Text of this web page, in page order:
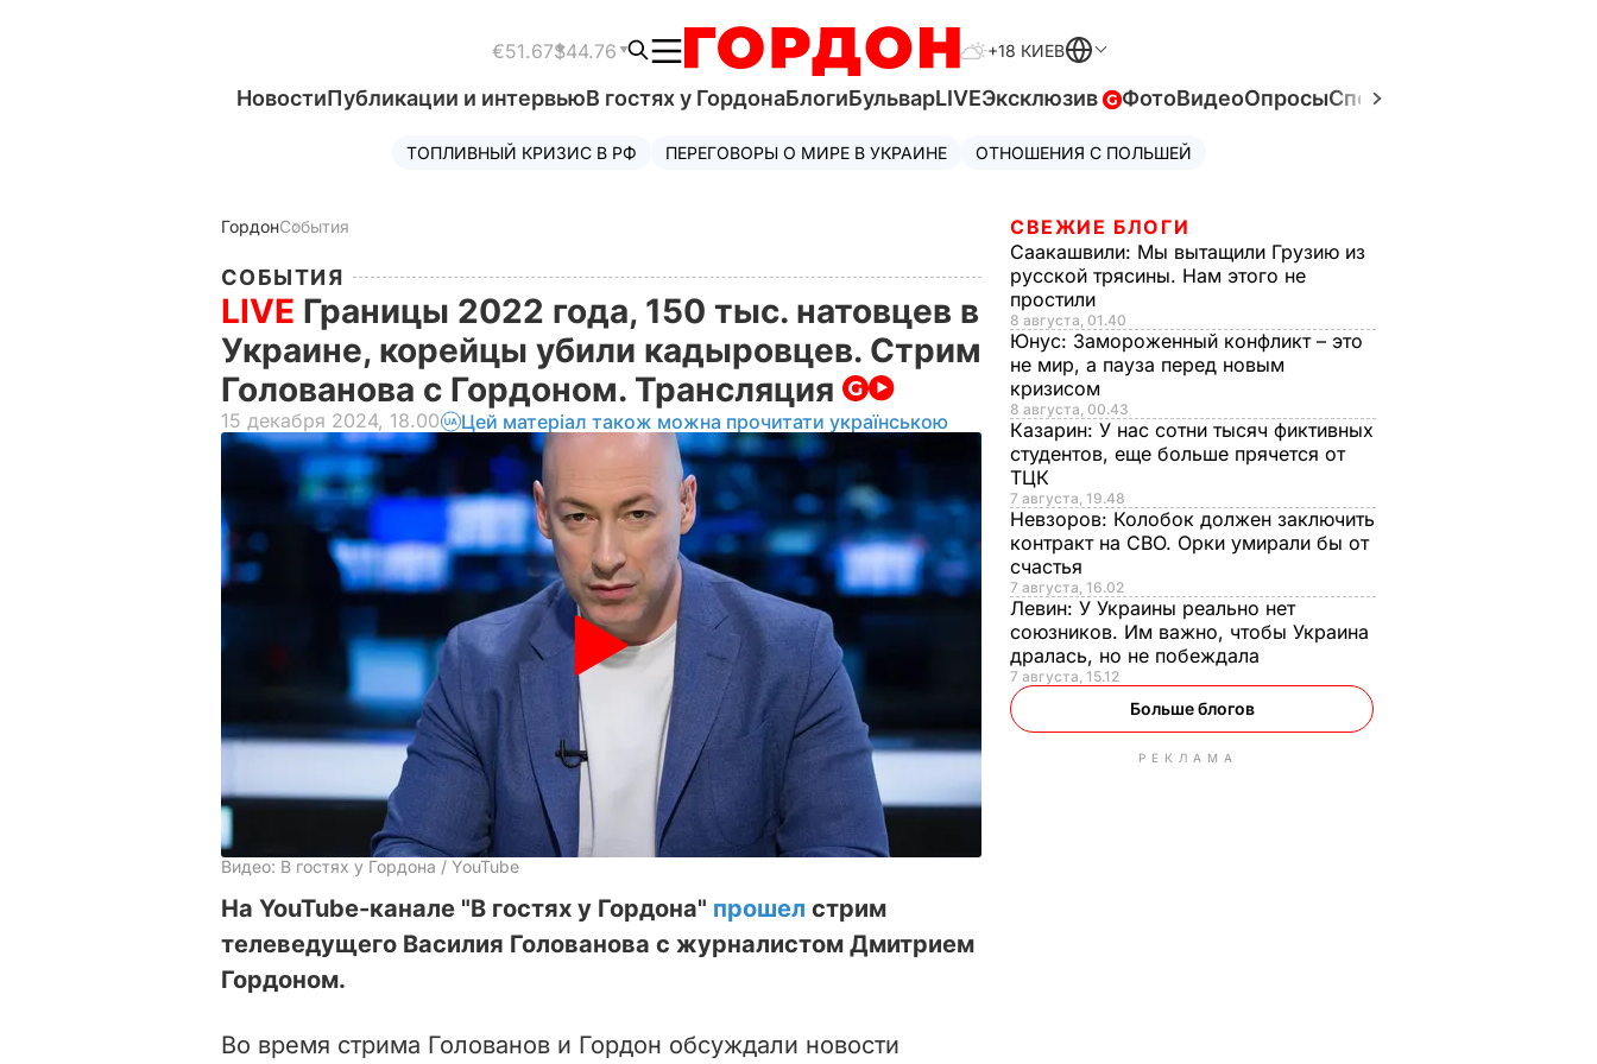
€51.67$44.76 +18 КИЕВ
НовостиПубликации и интервьюВ гостях у ГордонаБлогиБульварLIVEЭксклюзив ФотоВидеоОпросыСпецпроекты
ТОПЛИВНЫЙ КРИЗИС В РФ ПЕРЕГОВОРЫ О МИРЕ В УКРАИНЕ ОТНОШЕНИЯ С ПОЛЬШЕЙ
ГордонСобытия
СОБЫТИЯ
LIVE Границы 2022 года, 150 тыс. натовцев в
Украине, корейцы убили кадыровцев. Стрим
Голованова с Гордоном. Трансляция
15 декабря 2024, 18.00 Цей матеріал також можна прочитати українською
Видео: В гостях у Гордона / YouTube
На YouTube-канале "В гостях у Гордона" прошел стрим
телеведущего Василия Голованова с журналистом Дмитрием
Гордоном.
Во время стрима Голованов и Гордон обсуждали новости
СВЕЖИЕ БЛОГИ
Саакашвили: Мы вытащили Грузию из
русской трясины. Нам этого не
простили
8 августа, 01.40
Юнус: Замороженный конфликт – это
не мир, а пауза перед новым
кризисом
8 августа, 00.43
Казарин: У нас сотни тысяч фиктивных
студентов, еще больше прячется от
ТЦК
7 августа, 19.48
Невзоров: Колобок должен заключить
контракт на СВО. Орки умирали бы от
счастья
7 августа, 16.02
Левин: У Украины реально нет
союзников. Им важно, чтобы Украина
дралась, но не побеждала
7 августа, 15.12
Больше блогов
РЕКЛАМА